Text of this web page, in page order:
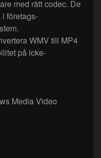
med rätt codec. De
i företags­
WMV till MP4
på icke-
Media Video